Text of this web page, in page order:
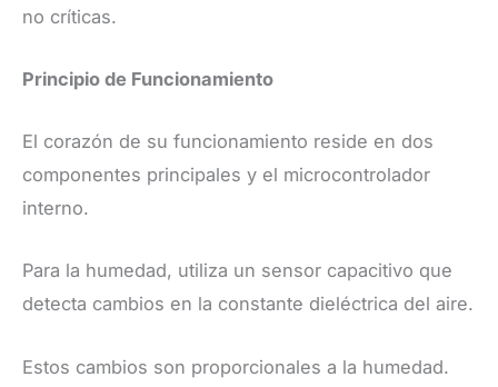
no críticas.
Principio de Funcionamiento
El corazón de su funcionamiento reside en dos
componentes principales y el microcontrolador
interno.
Para la humedad, utiliza un sensor capacitivo que
detecta cambios en la constante dieléctrica del aire.
Estos cambios son proporcionales a la humedad.